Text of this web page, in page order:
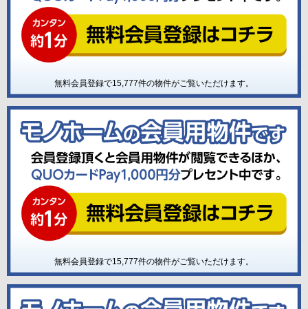
無料会員登録で15,777件の物件がご覧いただけます。
無料会員登録で15,777件の物件がご覧いただけます。